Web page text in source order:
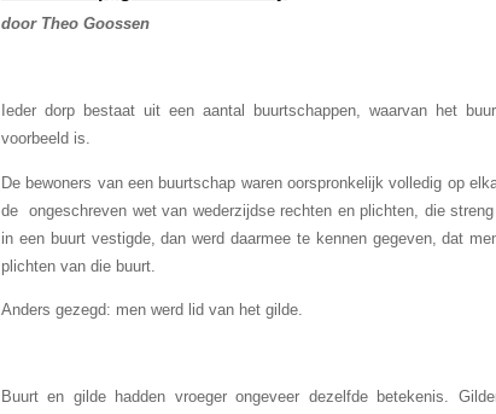
door Theo Goossen
Ieder dorp bestaat uit een aantal buurtschappen, waarvan het
voorbeeld is.
De bewoners van een buurtschap waren oorspronkelijk volledig op
de ongeschreven wet van wederzijdse rechten en plichten, die
in een buurt vestigde, dan werd daarmee te kennen gegeven, dat
plichten van die buurt.
Anders gezegd: men werd lid van het gilde.
Buurt en gilde hadden vroeger ongeveer dezelfde betekenis.